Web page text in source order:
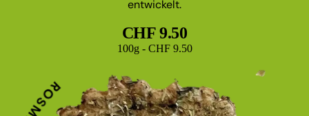
entwickelt.
CHF 9.50
Grundpreis
100g - CHF 9.50